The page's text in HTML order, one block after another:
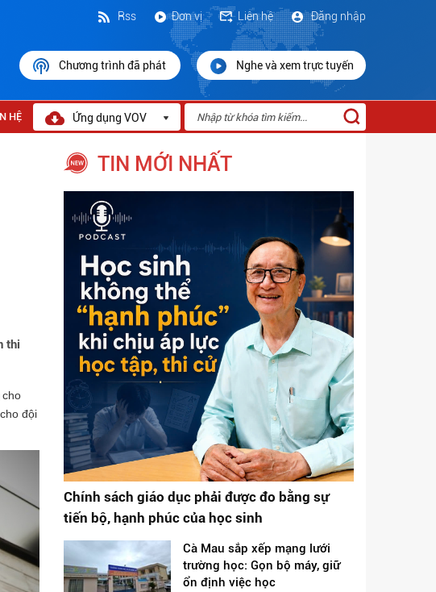
Đăng nhập
Liên hệ
Đơn vị
Rss
Chương trình đã phát Nghe và xem trực tuyến
HỆ Ứng dụng VOV
thi
cho
đội
TIN MỚI NHẤT
Chính sách giáo dục phải được đo bằng sự
tiến bộ, hạnh phúc của học sinh
Cà Mau sắp xếp mạng lưới
trường học: Gọn bộ máy, giữ
ổn định việc học